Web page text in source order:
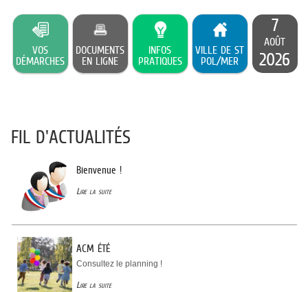
VOS
DÉMARCHES
DOCUMENTS
EN LIGNE
INFOS
PRATIQUES
VILLE DE ST
POL/MER
7
AOÛT
2026
FIL D'ACTUALITÉS
Bienvenue !
Lire la suite
ACM ÉTÉ
Consultez le planning !
Lire la suite